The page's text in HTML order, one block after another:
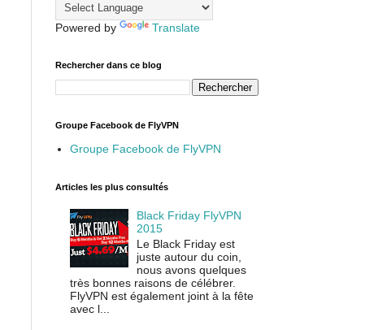
Powered by Translate
Rechercher dans ce blog
Groupe Facebook de FlyVPN
Groupe Facebook de FlyVPN
Articles les plus consultés
Black Friday FlyVPN
2015
Le Black Friday est
juste autour du coin,
nous avons quelques
très bonnes raisons de célébrer.
FlyVPN est également joint à la fête
avec l...